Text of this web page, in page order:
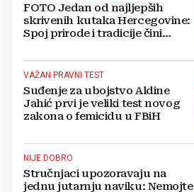
FOTO Jedan od najljepših
skrivenih kutaka Hercegovine:
Spoj prirode i tradicije čini
destinacijom
VAŽAN PRAVNI TEST
Suđenje za ubojstvo Aldine
Jahić prvi je veliki test novog
zakona o femicidu u FBiH
NIJE DOBRO
Stručnjaci upozoravaju na
jednu jutarnju naviku: Nemojte